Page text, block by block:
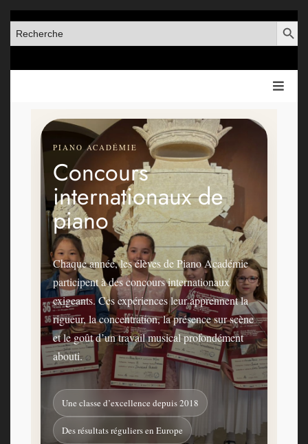
SEARCH
FOR:
SEARCH
PIANO ACADÉMIE
Concours
internationaux de
piano
Chaque année, les élèves de Piano Académie
participent à des concours internationaux
exigeants. Ces expériences leur apprennent la
rigueur, la concentration, la présence sur scène
et le goût d’un travail musical profondément
abouti.
Une classe d’excellence depuis 2018
Des résultats réguliers en Europe